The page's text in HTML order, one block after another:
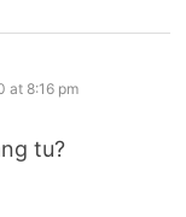
at 8:16 pm
tu?